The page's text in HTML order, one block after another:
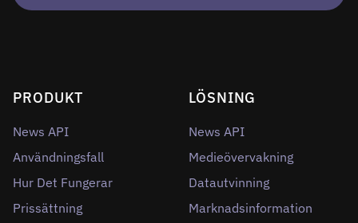
PRODUKT
News API
Användningsfall
Hur Det Fungerar
Prissättning
LÖSNING
News API
Medieövervakning
Datautvinning
Marknadsinformation